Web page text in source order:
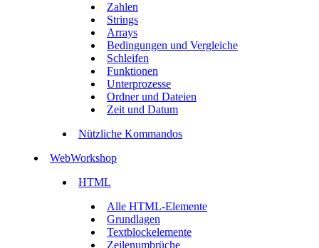
Zahlen
Strings
Arrays
Bedingungen und Vergleiche
Schleifen
Funktionen
Unterprozesse
Ordner und Dateien
Zeit und Datum
Nützliche Kommandos
WebWorkshop
HTML
Alle HTML-Elemente
Grundlagen
Textblockelemente
Zeilenumbrüche